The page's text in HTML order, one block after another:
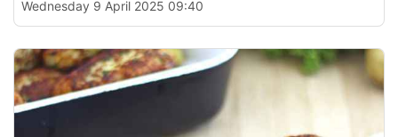
Wednesday 9 April 2025 09:40